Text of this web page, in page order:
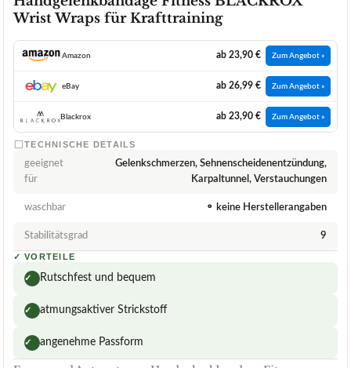
Wrist Wraps für Krafttraining
Amazon ab 23,90 € Zum Angebot »
eBay ab 26,99 € Zum Angebot »
Blackrox ab 23,90 € Zum Angebot »
TECHNISCHE DETAILS
geeignet
für
Gelenkschmerzen, Sehnenscheidenentzündung,
Karpaltunnel, Verstauchungen
waschbar ⚬ keine Herstellerangaben
Stabilitätsgrad 9
✓ VORTEILE
✓ Rutschfest und bequem
✓ atmungsaktiver Strickstoff
✓ angenehme Passform